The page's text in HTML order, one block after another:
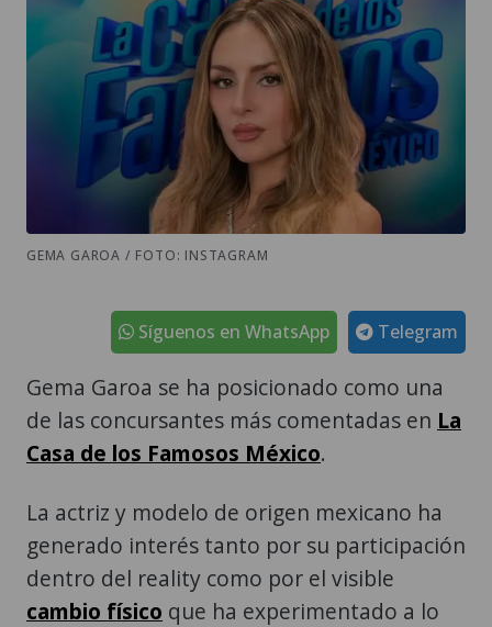
GEMA GAROA / FOTO: INSTAGRAM
Telegram
Síguenos en WhatsApp
Gema Garoa se ha posicionado como una
de las concursantes más comentadas en La
Casa de los Famosos México.
La actriz y modelo de origen mexicano ha
generado interés tanto por su participación
dentro del reality como por el visible
cambio físico que ha experimentado a lo